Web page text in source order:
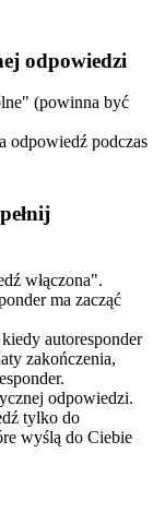
odpowiedzi
(powinna być
odpowiedź podczas
włączona".
ma zacząć
autoresponder
zakończenia,
odpowiedzi.
tylko do
wyślą do Ciebie